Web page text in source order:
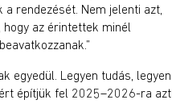
rendezését. Nem jelenti azt,
az érintettek minél
egyedül. Legyen tudás, legyen
építjük fel 2025–2026-ra azt